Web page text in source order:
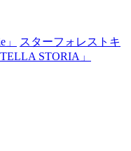
スターフォレストキ
STORIA」